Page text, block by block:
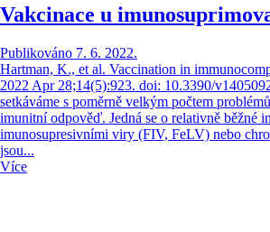
Vakcinace u
Publikováno 7. 6. 2022.
Hartman, K., et al. Vaccination in
2022 Apr 28;14(5):923. doi: 10.3390/
setkáváme s poměrně velkým počtem
imunitní odpověď. Jedná se o relativně běžné
imunosupresivními viry (FIV, FeLV) nebo
jsou...
Více